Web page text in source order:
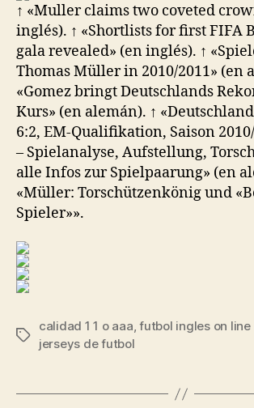
↑ «Muller claims two coveted
inglés). ↑ «Shortlists for first FIFA
gala revealed» (en inglés). ↑
Thomas Müller in 2010/2011» (en
«Gomez bringt Deutschlands
Kurs» (en alemán). ↑
6:2, EM-Qualifikation, Saison
– Spielanalyse, Aufstellung,
alle Infos zur Spielpaarung» (en
«Müller: Torschützenkönig und
Spieler»».
Etiquetas
calidad 1 1 o aaa,futbol ingles on
jerseys de futbol